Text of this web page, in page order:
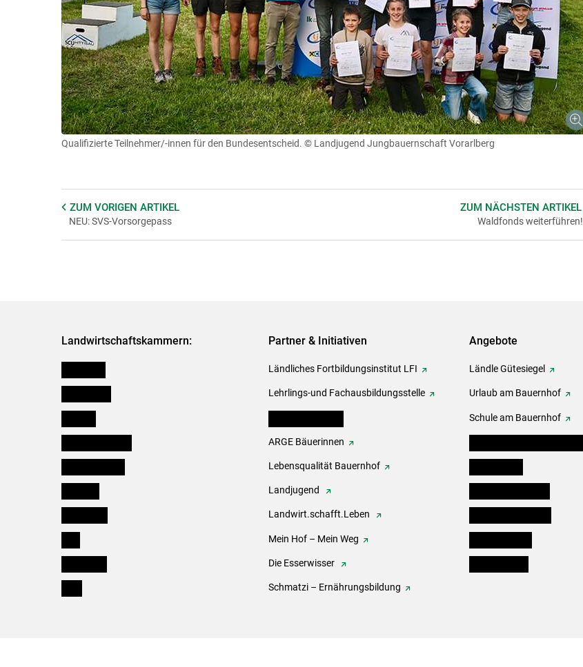
Qualifizierte Teilnehmer/-innen für den Bundesentscheid. © Landjugend Jungbauernschaft Vorarlberg
ZUM VORIGEN ARTIKEL
NEU: SVS-Vorsorgepass
ZUM NÄCHSTENARTIKEL
Waldfonds weiterführen!
Landwirtschaftskammern: Partner & Initiativen
Ländliches Fortbildungsinstitut LFI
Lehrlings-und Fachausbildungsstelle
ARGE Bäuerinnen
Lebensqualität Bauernhof
Landjugend
Landwirt.schafft.Leben
Mein Hof – Mein Weg
Die Esserwisser
Schmatzi – Ernährungsbildung
Angebote
Ländle Gütesiegel
Urlaub am Bauernhof
Schule am Bauernhof